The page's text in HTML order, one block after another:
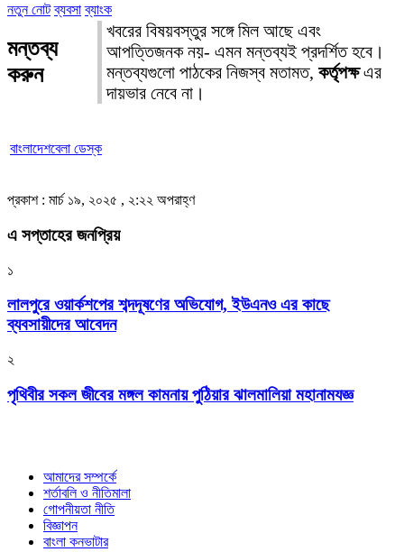
নতুন নোট ব্যবসা ব্যাংক
মন্তব্য
করুন
খবরের বিষয়বস্তুর সঙ্গে মিল আছে এবং
আপত্তিজনক নয়- এমন মন্তব্যই প্রদর্শিত হবে।
মন্তব্যগুলো পাঠকের নিজস্ব মতামত, কর্তৃপক্ষএর
দায়ভার নেবে না।
বাংলাদেশবেলা ডেস্ক
প্রকাশ : মার্চ ১৯, ২০২৫ , ২:২২ অপরাহ্ণ
এ সপ্তাহের জনপ্রিয়
১
লালপুরে ওয়ার্কশপের শব্দদূষণের অভিযোগ, ইউএনও এর কাছে
ব্যবসায়ীদের আবেদন
২
পৃথিবীর সকল জীবের মঙ্গল কামনায় পুঠিয়ার ঝালমালিয়া মহানামযজ্ঞ
আমাদের সম্পর্কে
শর্তাবলি ও নীতিমালা
গোপনীয়তা নীতি
বিজ্ঞাপন
বাংলা কনভাটার